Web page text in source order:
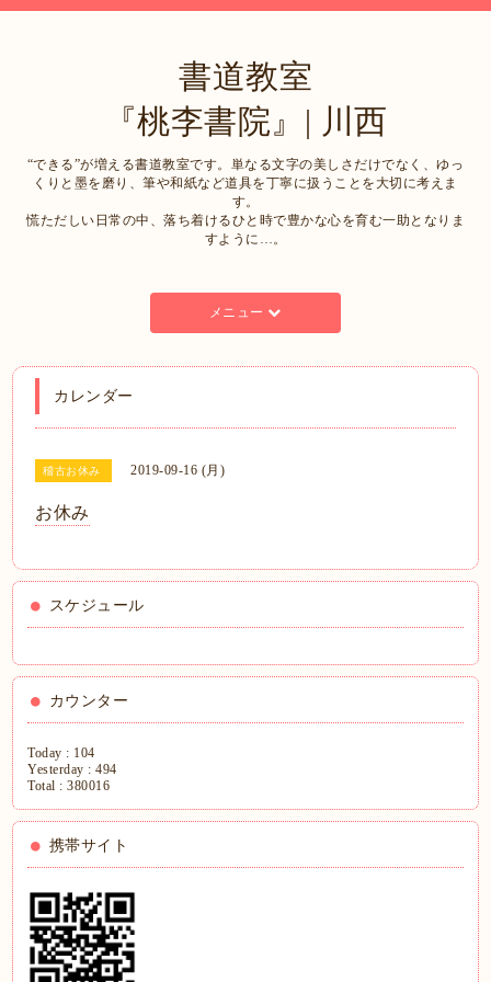
書道教室
『桃李書院』| 川西
“できる”が増える書道教室です。単なる文字の美しさだけでなく、ゆっ
くりと墨を磨り、筆や和紙など道具を丁寧に扱うことを大切に考えま
す。
慌ただしい日常の中、落ち着けるひと時で豊かな心を育む一助となりま
すように…。
メニュー
カレンダー
稽古お休み 2019-09-16 (月)
お休み
スケジュール
カウンター
Today : 104
Yesterday :494
Total :380016
携帯サイト